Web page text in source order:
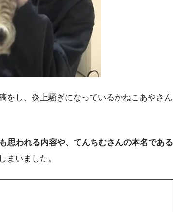
をし、炎上騒ぎになっているかねこあやさん
思われる内容や、てんちむさんの本名である
まいました。